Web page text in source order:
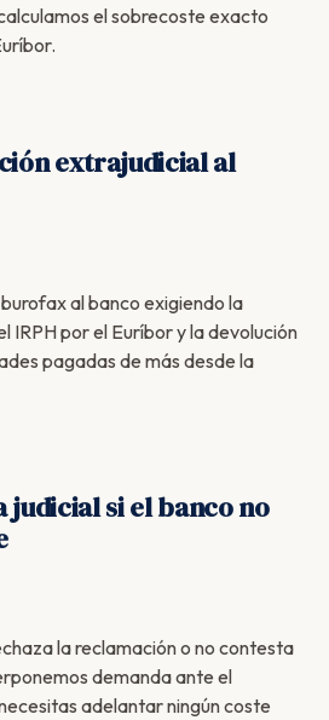
el sobrecoste exacto
extrajudicial al
al banco exigiendo la
IRPH por el Euríbor y la devolución
pagadas de más desde la
judicial si el banco no
la reclamación o no contesta
demanda ante el
adelantar ningún coste